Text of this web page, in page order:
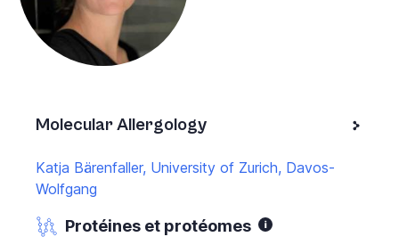
Molecular Allergology
Katja Bärenfaller, University of Zurich, Davos-
Wolfgang
Protéines et protéomes